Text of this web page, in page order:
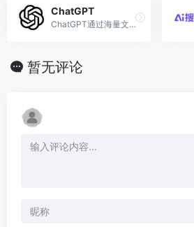
ChatGPT
ChatGPT通过海量文本训练具备强大自然语言处理能力，能理解并生成连贯准确回复的大型语言模型...
暂无评论